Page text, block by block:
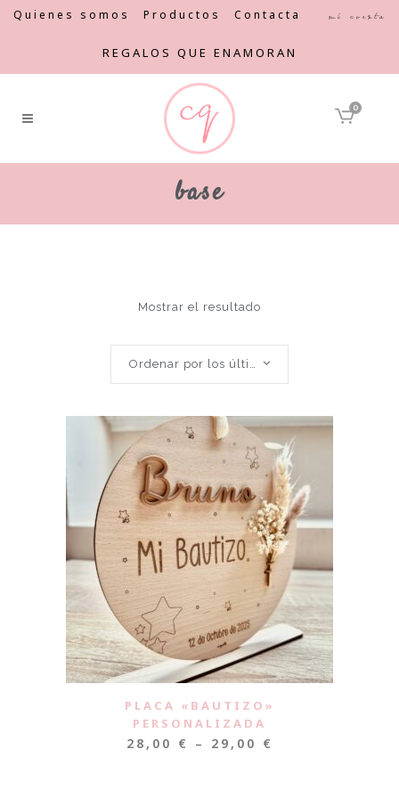
Quienes somos Productos Contacta Mi cuenta
REGALOS QUE ENAMORAN
0
base
Mostrar el resultado
Ordenar por los últimos
PLACA «BAUTIZO»
PERSONALIZADA
28,00 € – 29,00 €